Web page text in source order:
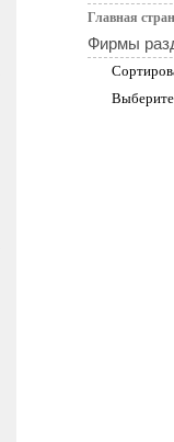
Главная
Фирмы